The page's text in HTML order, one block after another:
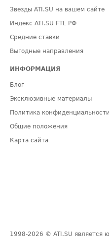
Звезды ATI.SU на вашем сайте
Индекс ATI.SU FTL РФ
Средние ставки
Выгодные направления
ИНФОРМАЦИЯ
Блог
Эксклюзивные материалы
Политика конфиденциальности
Общие положения
Карта сайта
1998-2026 © ATI.SU является